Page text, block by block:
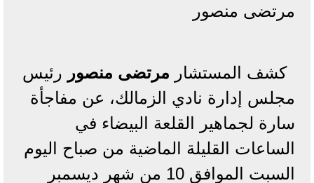
مرتضى منصور
كشف المستشار مرتضى منصور رئيس
مجلس إدارة نادي الزمالك، عن مفاجأة
سارة لجماهير القلعة البيضاء في
الساعات القليلة الماضية من صباح اليوم
السبت الموافق 10 من شهر ديسمبر